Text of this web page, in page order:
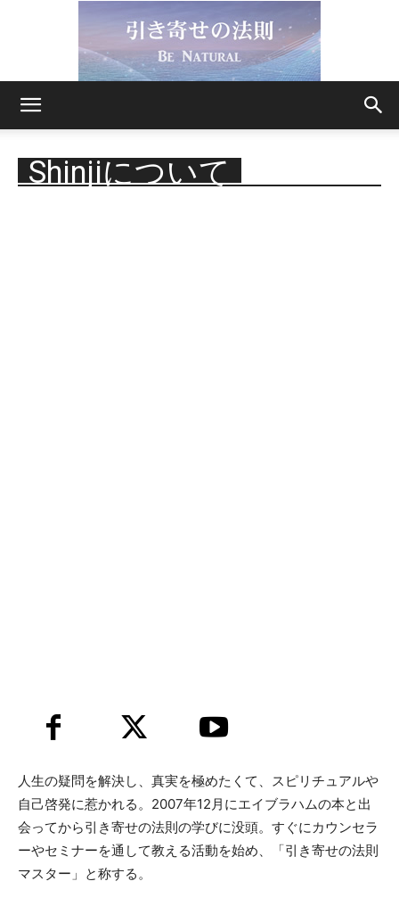
タ
Shinjiについて
人生の疑問を解決し、真実を極めたくて、スピリチュアルや
自己啓発に惹かれる。2007年12月にエイブラハムの本と出
会ってから引き寄せの法則の学びに没頭。すぐにカウンセラ
ーやセミナーを通して教える活動を始め、「引き寄せの法則
マスター」と称する。